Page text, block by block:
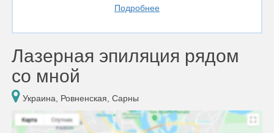
Подробнее
Лазерная эпиляция рядом
со мной
Украина, Ровненская, Сарны